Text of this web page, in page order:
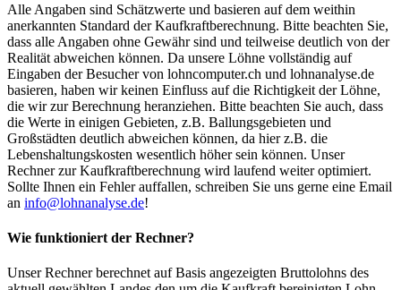
Alle Angaben sind Schätzwerte und basieren auf dem weithin
anerkannten Standard der Kaufkraftberechnung. Bitte beachten Sie,
dass alle Angaben ohne Gewähr sind und teilweise deutlich von der
Realität abweichen können. Da unsere Löhne vollständig auf
Eingaben der Besucher von lohncomputer.ch und lohnanalyse.de
basieren, haben wir keinen Einfluss auf die Richtigkeit der Löhne,
die wir zur Berechnung heranziehen. Bitte beachten Sie auch, dass
die Werte in einigen Gebieten, z.B. Ballungsgebieten und
Großstädten deutlich abweichen können, da hier z.B. die
Lebenshaltungskosten wesentlich höher sein können. Unser
Rechner zur Kaufkraftberechnung wird laufend weiter optimiert.
Sollte Ihnen ein Fehler auffallen, schreiben Sie uns gerne eine Email
an info@lohnanalyse.de!
Wie funktioniert der Rechner?
Unser Rechner berechnet auf Basis angezeigten Bruttolohns des